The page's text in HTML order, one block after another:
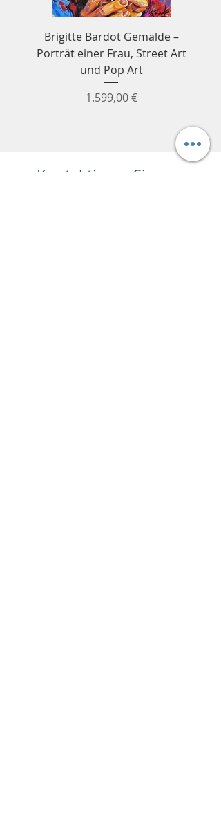
Brigitte Bardot Gemälde –
Porträt einer Frau, Street Art
und Pop Art
Preis
1.599,00 €
Kontaktieren Sie uns